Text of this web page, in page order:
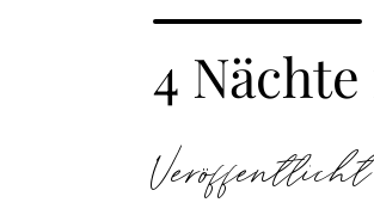
4
Veröffentlicht